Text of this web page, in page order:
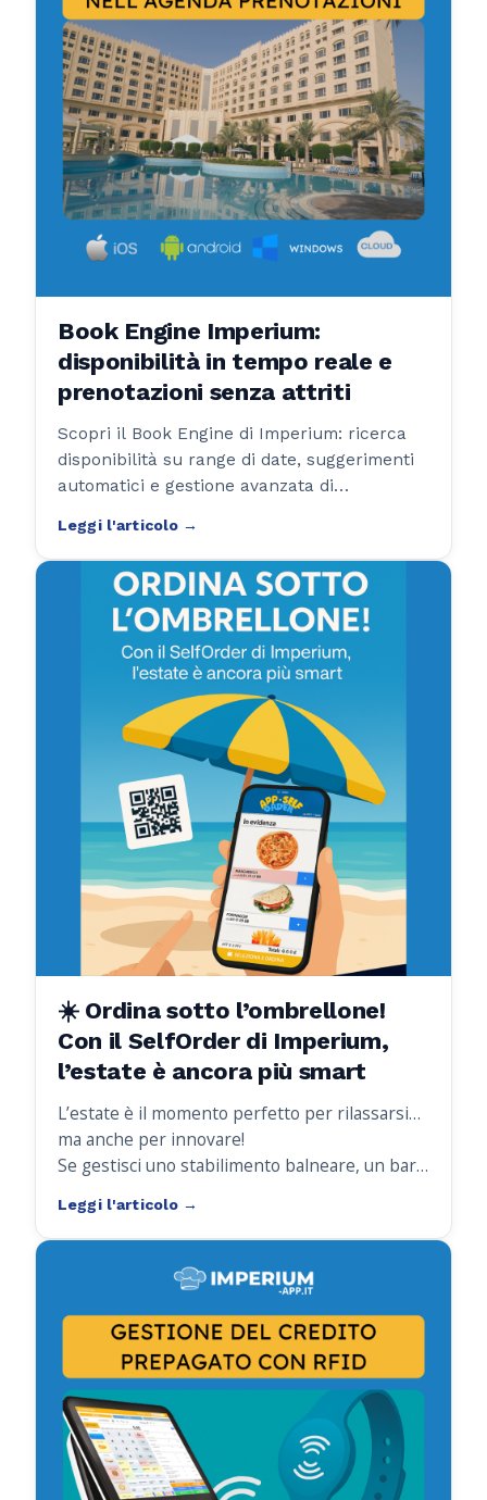
Book Engine Imperium:
disponibilità in tempo reale e
prenotazioni senza attriti
Scopri il Book Engine di Imperium: ricerca
disponibilità su range di date, suggerimenti
automatici e gestione avanzata di
hotel e stabilimenti.
☀️ Ordina sotto l’ombrellone!
Con il SelfOrder di Imperium,
l’estate è ancora più smart
L’estate è il momento perfetto per rilassarsi…
ma anche per innovare!
Se gestisci uno stabilimento balneare, un bar
all’aperto, sai bene quanto possa essere
impegnativo offrire un servizio rapido e
impeccabile, soprattutto nei momenti di punta.